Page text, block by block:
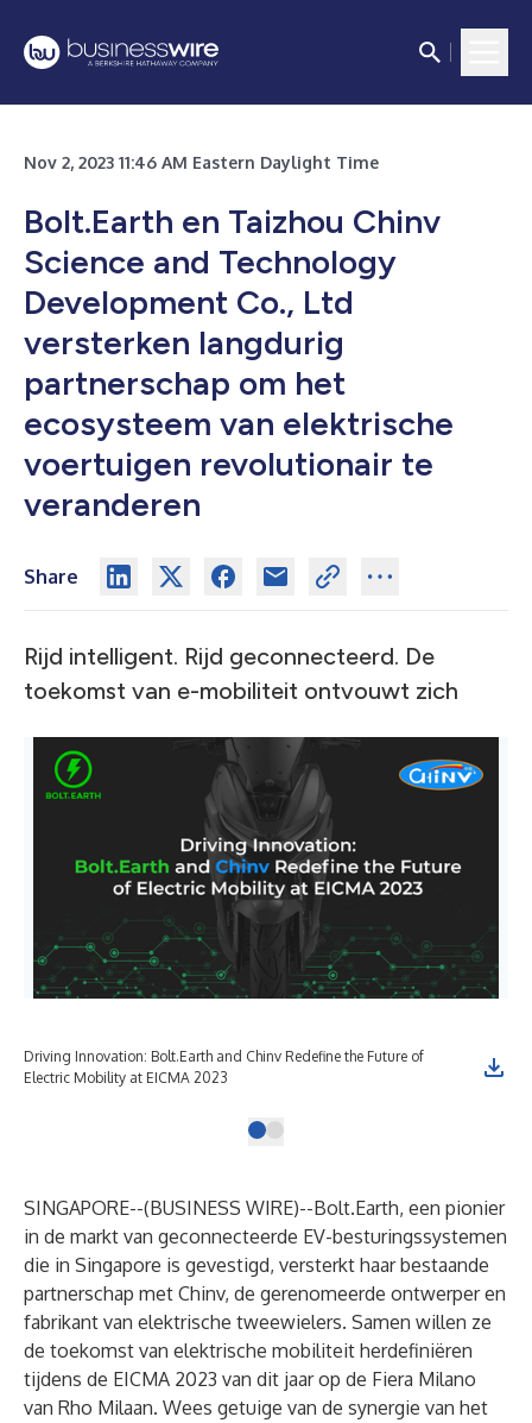
Nov 2, 2023 11:46 AM Eastern Daylight Time
Bolt.Earth en Taizhou Chinv
Science and Technology
Development Co., Ltd
versterken langdurig
partnerschap om het
ecosysteem van elektrische
voertuigen revolutionair te
veranderen
Share
Rijd intelligent. Rijd geconnecteerd. De
toekomst van e-mobiliteit ontvouwt zich
Driving Innovation: Bolt.Earth and Chinv Redefine the Future of
Electric Mobility at EICMA 2023
SINGAPORE--(BUSINESS WIRE)--Bolt.Earth, een pionier
in de markt van geconnecteerde EV-besturingssystemen
die in Singapore is gevestigd, versterkt haar bestaande
partnerschap met Chinv, de gerenomeerde ontwerper en
fabrikant van elektrische tweewielers. Samen willen ze
de toekomst van elektrische mobiliteit herdefiniëren
tijdens de EICMA 2023 van dit jaar op de Fiera Milano
van Rho Milaan. Wees getuige van de synergie van het